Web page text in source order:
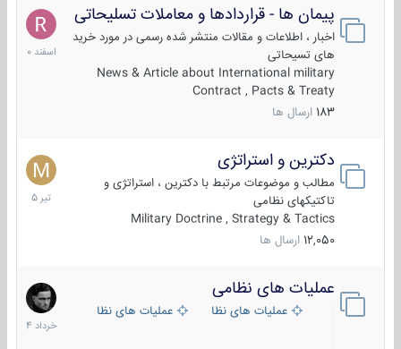
پیمان ها - قراردادها و معاملات تسلیحاتی
اخبار ، اطلاعات و مقالات منتشر شده رسمی در مورد خرید
های تسیحاتی
News & Article about International military
Contract , Pacts & Treaty
183 ارسال ها
7
اسفند
1400
دکترین و استراتژی
مطالب و موضوعات مرتبط با دکترین ، استراتژی و
تاکتیکهای نظامی
Military Doctrine , Strategy & Tactics
12,050 ارسال ها
27
تیر
1405
عملیات های نظامی
عملیات های نظامی ایرانعملیات های نظامی خارجی
5
خرداد
1404